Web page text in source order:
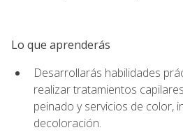
Lo que aprenderás
Desarrollarás habilidades
realizar tratamientos
peinado y servicios de color,
decoloración.